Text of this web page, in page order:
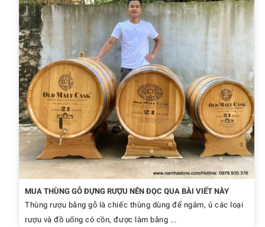
MUA THÙNG GỖ ĐỰNG RƯỢU NÊN ĐỌC QUA BÀI VIẾT NÀY
Thùng rượu bằng gỗ là chiếc thùng dùng để ngâm, ủ các loại
rượu và đồ uống có cồn, được làm bằng ...